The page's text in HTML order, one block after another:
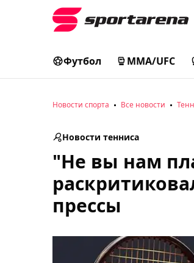
Футбол MMA/UFC
Новости спорта Все новости
Новости тенниса
"Не вы нам
прессы